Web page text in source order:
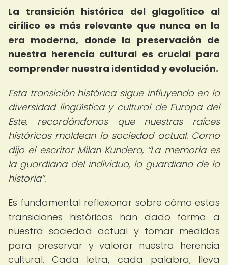
La transición histórica del glagolítico al
cirílico es más relevante que nunca en la
era moderna, donde la preservación de
nuestra herencia cultural es crucial para
comprender nuestra identidad y evolución.
Esta transición histórica sigue influyendo en la
diversidad lingüística y cultural de Europa del
Este, recordándonos que nuestras raíces
históricas moldean la sociedad actual. Como
dijo el escritor Milan Kundera, La memoria es
la guardiana del individuo, la guardiana de la
historia .
Es fundamental reflexionar sobre cómo estas
transiciones históricas han dado forma a
nuestra sociedad actual y tomar medidas
para preservar y valorar nuestra herencia
cultural. Cada letra, cada palabra, lleva